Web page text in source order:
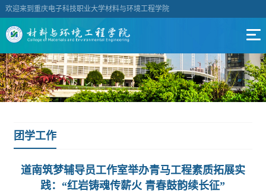
欢迎来到重庆电子科技职业大学材料与环境工程学院
团学工作
道南筑梦辅导员工作室举办青马工程素质拓展实
践：“红岩铸魂传薪火 青春鼓韵续长征”